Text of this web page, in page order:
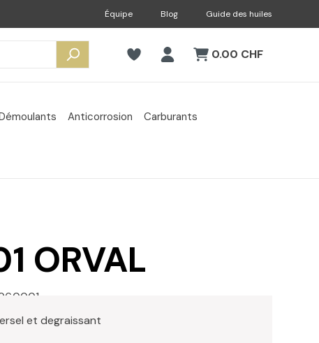
Équipe Blog Guide des huiles
0.00 CHF
Anticorrosion
Carburants
ORVAL
et degraissant